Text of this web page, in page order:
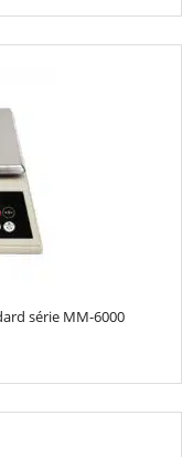
série MM-6000